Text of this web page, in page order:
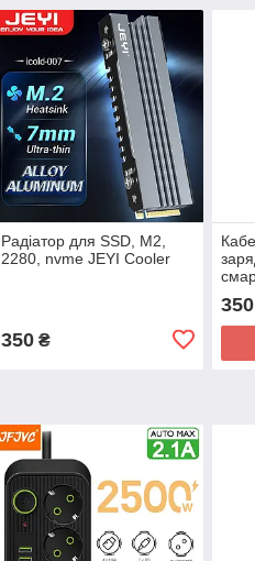
Радіатор для SSD, M2,
2280, nvme JEYI Cooler
350₴
350